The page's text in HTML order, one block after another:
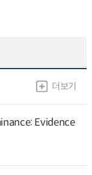
더보기
Evidence